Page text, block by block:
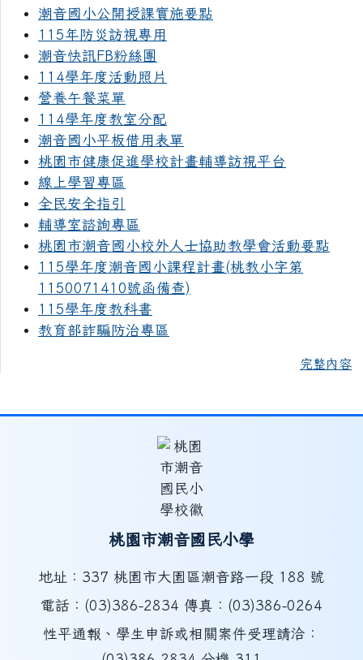
潮音國小公開授課實施要點
115年防災訪視專用
潮音快訊FB粉絲團
114學年度活動照片
營養午餐菜單
114學年度教室分配
潮音國小平板借用表單
桃園市健康促進學校計畫輔導訪視平台
線上學習專區
全民安全指引
輔導室諮詢專區
桃園市潮音國小校外人士協助教學會活動要點
115學年度潮音國小課程計畫(桃教小字第
1150071410號函備查)
115學年度教科書
教育部詐騙防治專區
完整內容
桃園市潮音國民小學
地址：337 桃園市大園區潮音路一段 188 號
電話：(03)386-2834 傳真：(03)386-0264
性平通報、學生申訴或相關案件受理請洽：